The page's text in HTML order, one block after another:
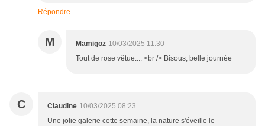
Répondre
M Mamigoz 10/03/2025 11:30
Tout de rose vêtue.... <br /> Bisous, belle journée
C Claudine 10/03/2025 08:23
Une jolie galerie cette semaine, la nature s'éveille le